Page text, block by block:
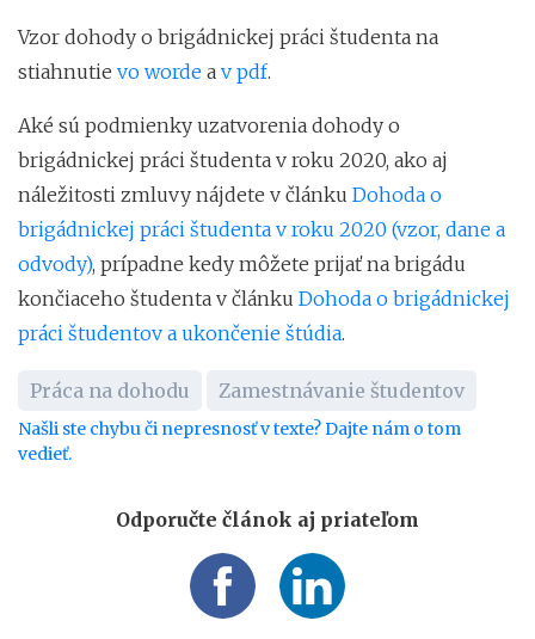
Vzor dohody o brigádnickej práci študenta na
stiahnutie vo worde a v pdf.
Aké sú podmienky uzatvorenia dohody o
brigádnickej práci študenta v roku 2020, ako aj
náležitosti zmluvy nájdete v článku Dohoda o
brigádnickej práci študenta v roku 2020 (vzor, dane a
odvody), prípadne kedy môžete prijať na brigádu
končiaceho študenta v článku Dohoda o brigádnickej
práci študentov a ukončenie štúdia.
Práca na dohodu Zamestnávanie študentov
Našli ste chybu či nepresnosť v texte? Dajte nám o tom
vedieť.
Odporučte článok aj priateľom